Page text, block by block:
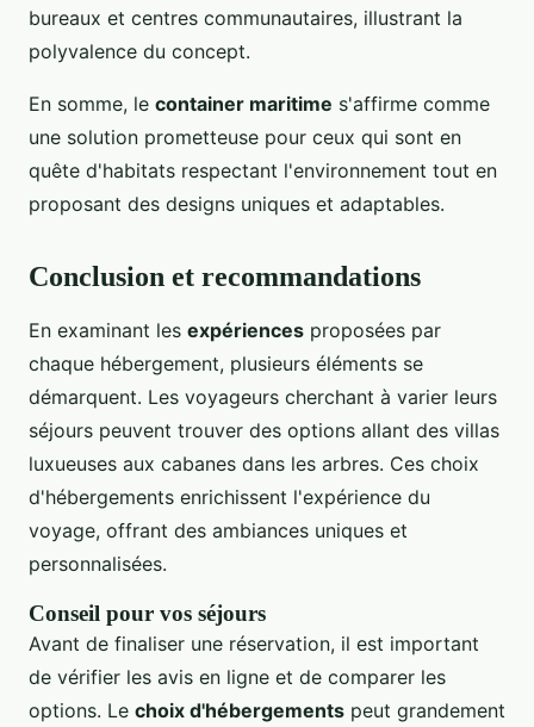
bureaux et centres communautaires, illustrant la
polyvalence du concept.
En somme, le container maritime s'affirme comme
une solution prometteuse pour ceux qui sont en
quête d'habitats respectant l'environnement tout en
proposant des designs uniques et adaptables.
Conclusion et recommandations
En examinant les expériences proposées par
chaque hébergement, plusieurs éléments se
démarquent. Les voyageurs cherchant à varier leurs
séjours peuvent trouver des options allant des villas
luxueuses aux cabanes dans les arbres. Ces choix
d'hébergements enrichissent l'expérience du
voyage, offrant des ambiances uniques et
personnalisées.
Conseil pour vos séjours
Avant de finaliser une réservation, il est important
de vérifier les avis en ligne et de comparer les
options. Le choix d'hébergements peut grandement